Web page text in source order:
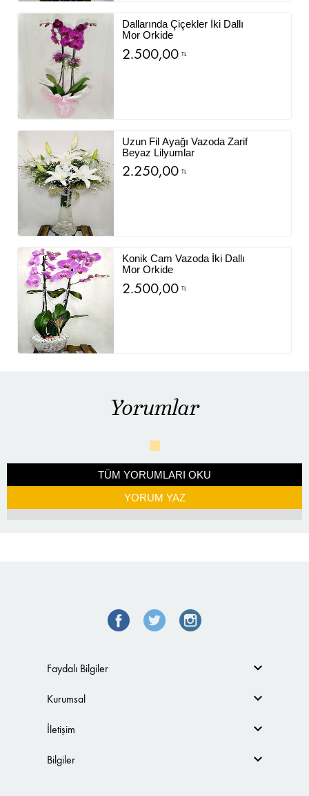
Dallarında Çiçekler İki Dallı
Mor Orkide
2.500,00 TL
Uzun Fil Ayağı Vazoda Zarif
Beyaz Lilyumlar
2.250,00 TL
Konik Cam Vazoda İki Dallı
Mor Orkide
2.500,00 TL
Yorumlar
TÜM YORUMLARI OKU
YORUM YAZ
Faydalı Bilgiler
Kurumsal
İletişim
Bilgiler